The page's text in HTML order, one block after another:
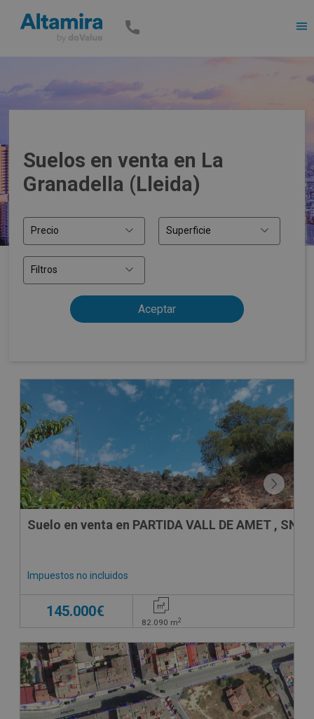
Suelos en venta en La
Granadella (Lleida)
Precio Superficie
Filtros
CONDICIONES ESPECIALES
Suelo en venta en PARTIDA VALL DE AMET , SN
Impuestos no incluidos
145.000€
82.090 m2